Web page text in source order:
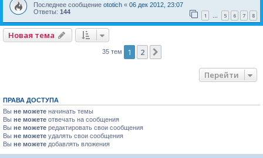
Последнее сообщение ototich « 06 дек 2012, 23:07
Ответы: 144 1 … 5 6 7 8
Новая тема
35 тем 1 2
Перейти
ПРАВА ДОСТУПА
Вы не можете начинать темы
Вы не можете отвечать на сообщения
Вы не можете редактировать свои сообщения
Вы не можете удалять свои сообщения
Вы не можете добавлять вложения